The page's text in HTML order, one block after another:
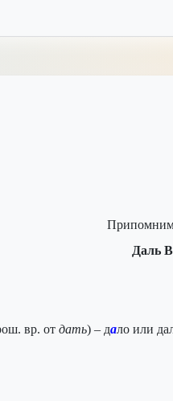
Даль
вр. от дать) – дало или